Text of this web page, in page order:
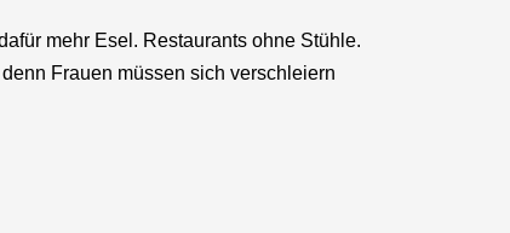
mehr Esel. Restaurants ohne Stühle.
Frauen müssen sich verschleiern